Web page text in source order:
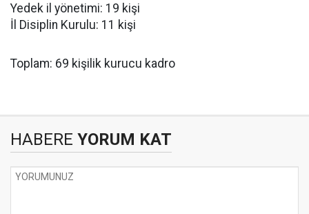
Yedek il yönetimi: 19 kişi
İl Disiplin Kurulu: 11 kişi
Toplam: 69 kişilik kurucu kadro
HABERE YORUM KAT